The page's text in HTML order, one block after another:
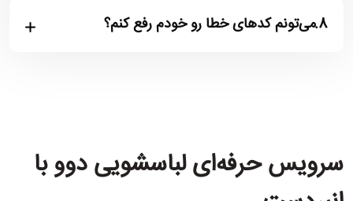
8.می‌تونم کدهای خطا رو خودم رفع کنم؟
سرویس حرفه‌ای لباسشویی دوو با